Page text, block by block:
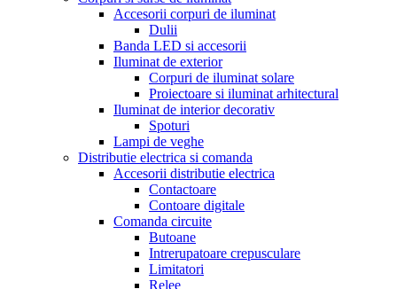
Accesorii corpuri de iluminat
Dulii
Banda LED si accesorii
Iluminat de exterior
Corpuri de iluminat solare
Proiectoare si iluminat arhitectural
Iluminat de interior decorativ
Spoturi
Lampi de veghe
Distributie electrica si comanda
Accesorii distributie electrica
Contactoare
Contoare digitale
Comanda circuite
Butoane
Intrerupatoare crepusculare
Limitatori
Relee